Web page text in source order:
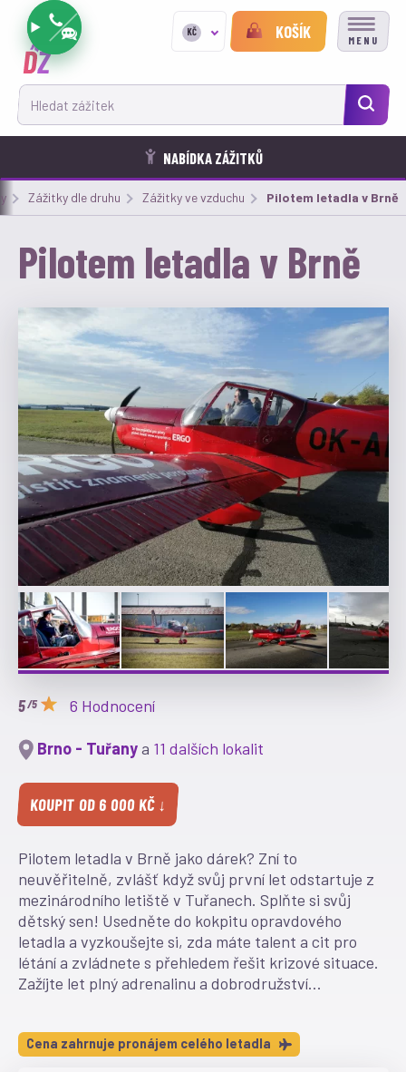
KČ KOŠÍK MENU
Hledat zážitek
NABÍDKA ZÁŽITKŮ
Zážitky dle druhu Zážitky ve vzduchu Aktuální:
Pilotem letadla v Brně
Pilotem letadla v Brně
/5 6 Hodnocení
Brno - Tuřany a 11 dalších lokalit
KOUPIT OD 6 000 KČ ↓
Pilotem letadla v Brně jako dárek? Zní to
neuvěřitelně, zvlášť když svůj první let odstartuje z
mezinárodního letiště v Tuřanech. Splňte si svůj
dětský sen! Usedněte do kokpitu opravdového
letadla a vyzkoušejte si, zda máte talent a cit pro
létání a zvládnete s přehledem řešit krizové situace.
Zažíjte let plný adrenalinu a dobrodružství...
Cena zahrnuje pronájem celého letadla